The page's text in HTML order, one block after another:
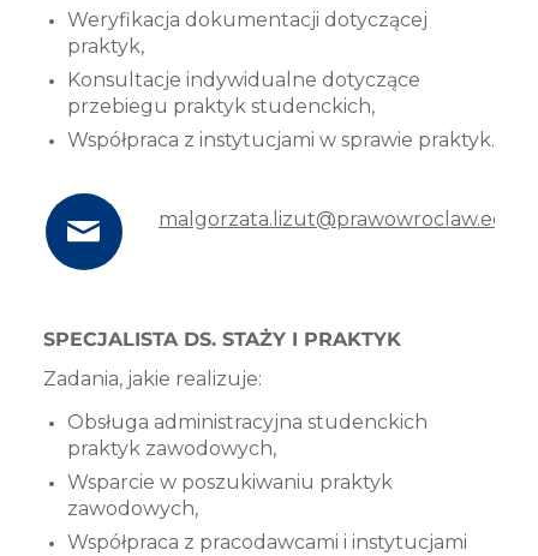
Weryfikacja dokumentacji dotyczącej
praktyk,
Konsultacje indywidualne dotyczące
przebiegu praktyk studenckich,
Współpraca z instytucjami w sprawie praktyk.
SPECJALISTA DS. STAŻY I PRAKTYK
Zadania, jakie realizuje:
Obsługa administracyjna studenckich
praktyk zawodowych,
Wsparcie w poszukiwaniu praktyk
zawodowych,
Współpraca z pracodawcami i instytucjami